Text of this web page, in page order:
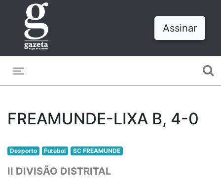
Assinar
FREAMUNDE-LIXA B, 4-0
Desporto Futebol SC FREAMUNDE
II DIVISÃO DISTRITAL